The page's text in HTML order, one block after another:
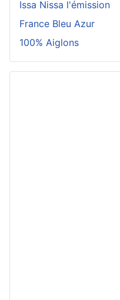
Issa Nissa l'émission
France Bleu Azur
100% Aiglons